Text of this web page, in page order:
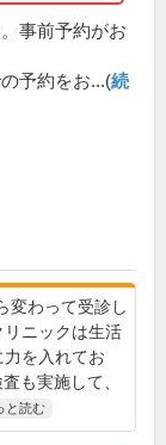
事前予約がお
予約をお...(続
変わって受診し
リニックは生活
を入れてお
も実施して、
と読む